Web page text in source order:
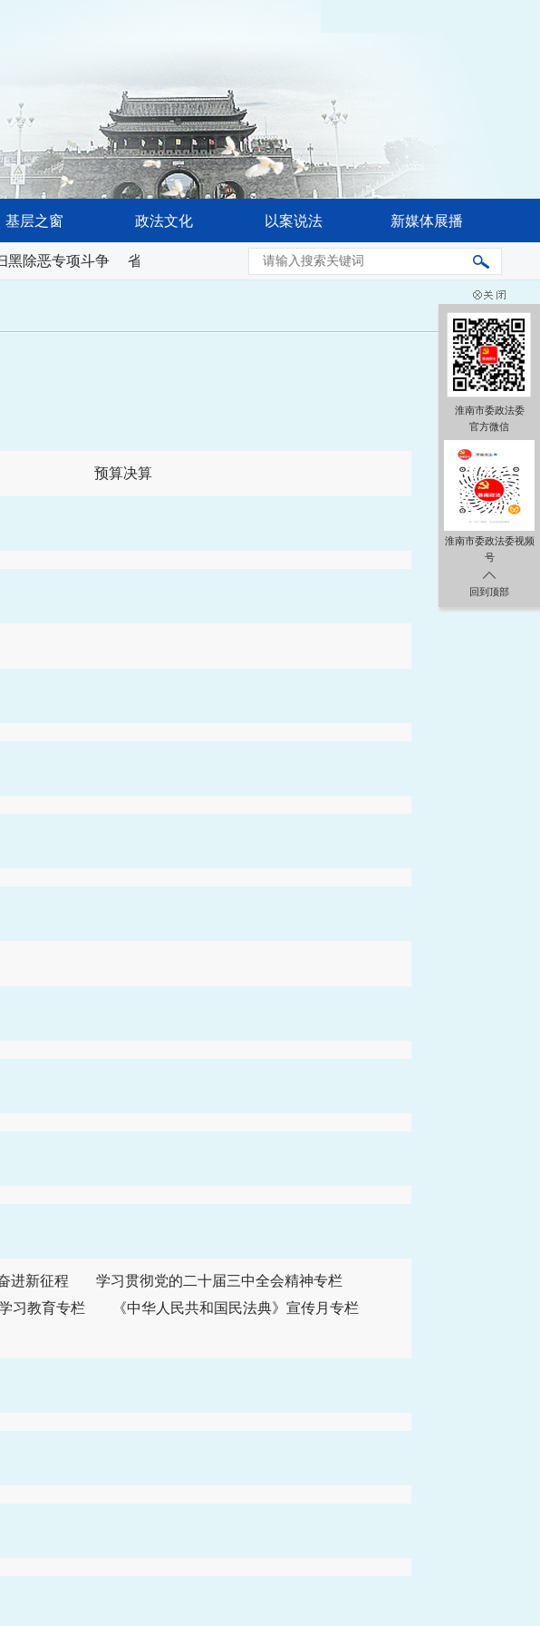
基层之窗 政法文化 以案说法 新媒体展播
除恶专项斗争 省委常委会会议强调 奋力推进公安工作现代化 更好促进高水平安
预算决算
进新征程
学习贯彻党的二十届三中全会精神专栏
习教育专栏
《中华人民共和国民法典》宣传月专栏
淮南市委政法委
官方微信
淮南市委政法委视频
号
回到顶部